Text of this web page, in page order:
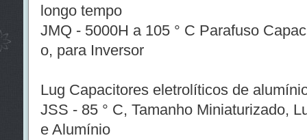
longo tempo
JMQ - 5000H a 105 ° C Parafuso
o, para Inversor
Lug Capacitores eletrolíticos de
JSS - 85 ° C, Tamanho Miniaturizado,
e Alumínio